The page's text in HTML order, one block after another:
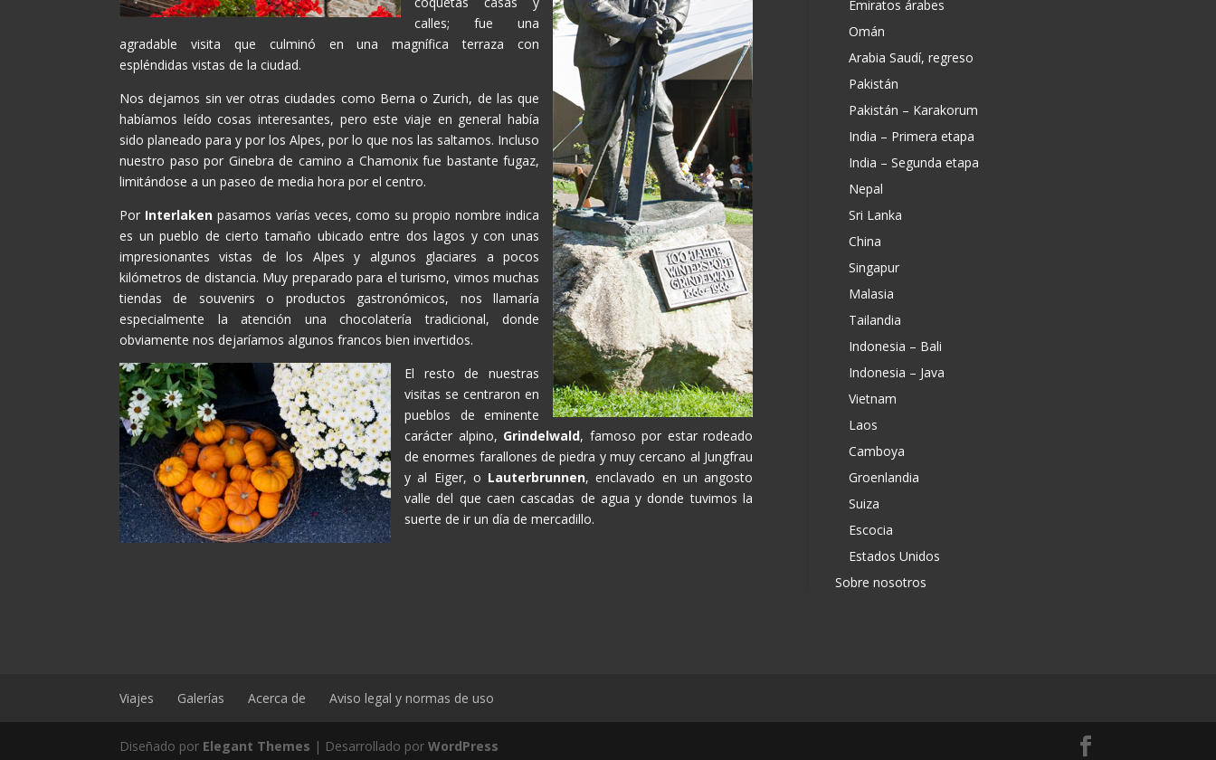
calles; fue una
agradable visita que culminó en una magnífica terraza con
espléndidas vistas de la ciudad.
Nos dejamos sin ver otras ciudades como Berna o Zurich, de las que
habíamos leído cosas interesantes, pero este viaje en general había
sido planeado para y por los Alpes, por lo que nos las saltamos. Incluso
nuestro paso por Ginebra de camino a Chamonix fue bastante fugaz,
limitándose a un paseo de media hora por el centro.
Por Interlakenpasamos varías veces, como su propio nombre indica
es un pueblo de cierto tamaño ubicado entre dos lagos y con unas
impresionantes vistas de los Alpes y algunos glaciares a pocos
kilómetros de distancia. Muy preparado para el turismo, vimos muchas
tiendas de souvenirs o productos gastronómicos, nos llamaría
especialmente la atención una chocolatería tradicional, donde
obviamente nos dejaríamos algunos francos bien invertidos.
El resto de nuestras
visitas se centraron en
pueblos de eminente
carácter alpino, Grindelwald, famoso por estar rodeado
de enormes farallones de piedra y muy cercano al Jungfrau
y al Eiger, o Lauterbrunnen, enclavado en un angosto
valle del que caen cascadas de agua y donde tuvimos la
suerte de ir un día de mercadillo.
Emiratos árabes
Omán
Arabia Saudí, regreso
Pakistán
Pakistán – Karakorum
India – Primera etapa
India – Segunda etapa
Nepal
Sri Lanka
China
Singapur
Malasia
Tailandia
Indonesia – Bali
Indonesia – Java
Vietnam
Laos
Camboya
Groenlandia
Suiza
Escocia
Estados Unidos
Sobre nosotros
Viajes Galerías Acerca de Aviso legal y normas de uso
Diseñado por Elegant Themes | Desarrollado por WordPress